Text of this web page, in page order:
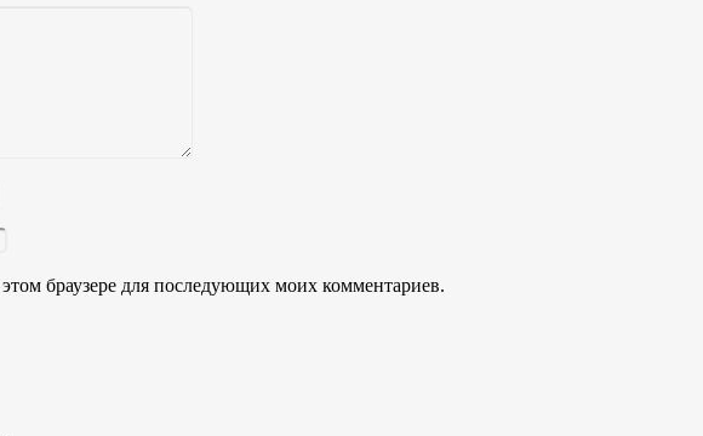
браузере для последующих моих комментариев.